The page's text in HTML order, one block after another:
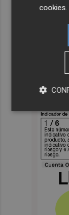
cookies.